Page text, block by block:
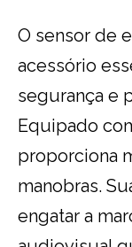
O sensor de
acessório
segurança e
Equipado
proporciona
manobras.
engatar a